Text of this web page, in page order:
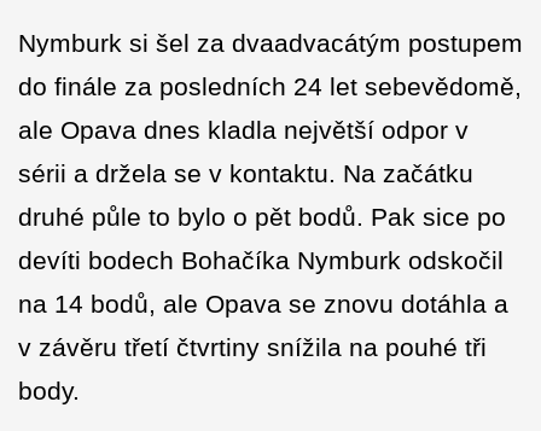
Nymburk si šel za dvaadvacátým postupem
do finále za posledních 24 let sebevědomě,
ale Opava dnes kladla největší odpor v
sérii a držela se v kontaktu. Na začátku
druhé půle to bylo o pět bodů. Pak sice po
devíti bodech Bohačíka Nymburk odskočil
na 14 bodů, ale Opava se znovu dotáhla a
v závěru třetí čtvrtiny snížila na pouhé tři
body.